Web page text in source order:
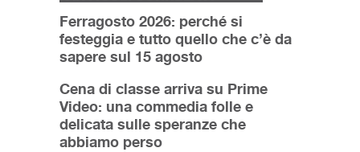
Ferragosto 2026: perché si
festeggia e tutto quello che c’è da
sapere sul 15 agosto
Cena di classe arriva su Prime
Video: una commedia folle e
delicata sulle speranze che
abbiamo perso